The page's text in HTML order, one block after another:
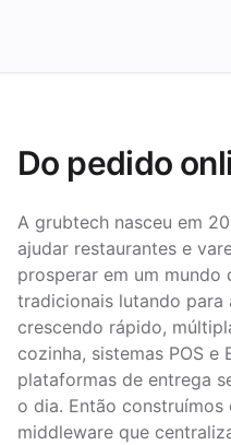
Do pedido
A grubtech nasceu em
ajudar restaurantes e
prosperar em um mundo
tradicionais lutando para
crescendo rápido,
cozinha, sistemas POS e
plataformas de entrega
o dia. Então construímos
middleware que